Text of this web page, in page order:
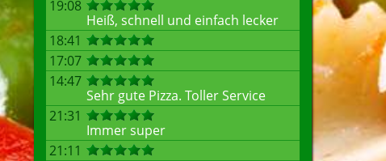
19:08
Heiß, schnell und einfach lecker
18:41
17:07
14:47
Sehr gute Pizza. Toller Service
21:31
Immer super
21:11